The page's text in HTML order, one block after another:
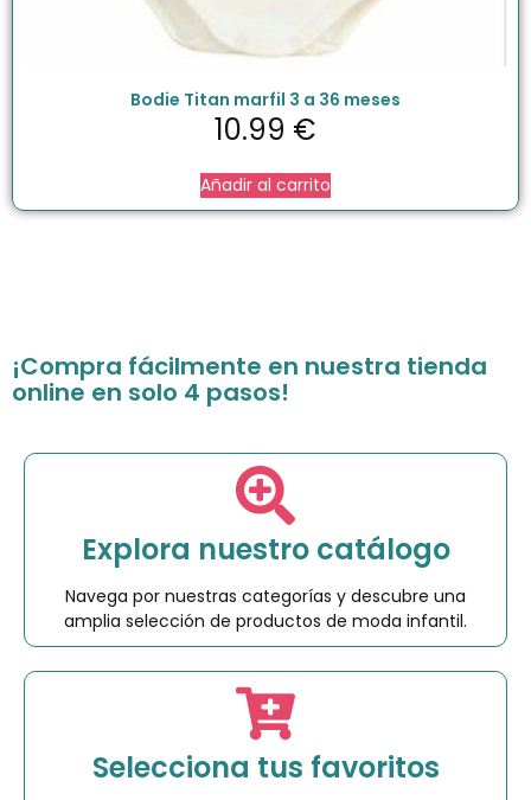
Bodie Titan marfil 3 a 36 meses
10.99 €
Añadir al carrito
¡Compra fácilmente en nuestra tienda
online en solo 4 pasos!
Explora nuestro catálogo
Navega por nuestras categorías y descubre una
amplia selección de productos de moda infantil.
Selecciona tus favoritos